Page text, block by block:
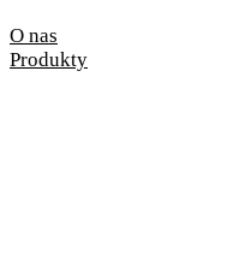
O nas
Produkty